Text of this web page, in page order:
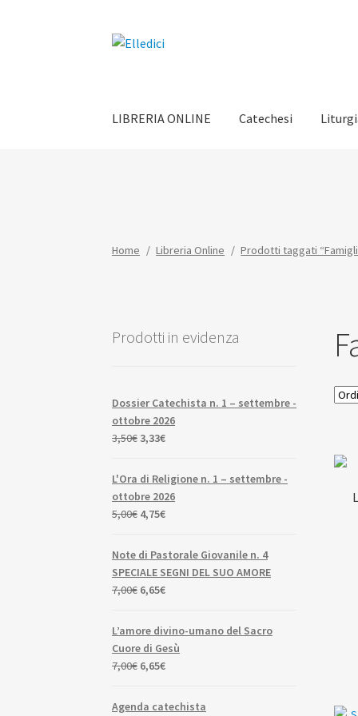
Vai
Vai
LIBRERIA ONLINE Catechesi
Home / Libreria Online / Prodotti taggati
Prodotti in evidenza
Dossier Catechista n. 1 – settembre -
ottobre 2026
3,50€ Il
originale
3,33€Il
attuale
è:
L'Ora di Religione n. 1 – settembre -
ottobre 2026
5,00€ Il
originale
4,75€Il
attuale
Note di Pastorale Giovanile n. 4
SPECIALE SEGNI DEL SUO AMORE
7,00€ Il
originale
era:
6,65€Il
attuale
L’amore divino-umano del Sacro
Cuore di Gesù
7,00€ Il
originale
6,65€Il
attuale
Agenda catechista